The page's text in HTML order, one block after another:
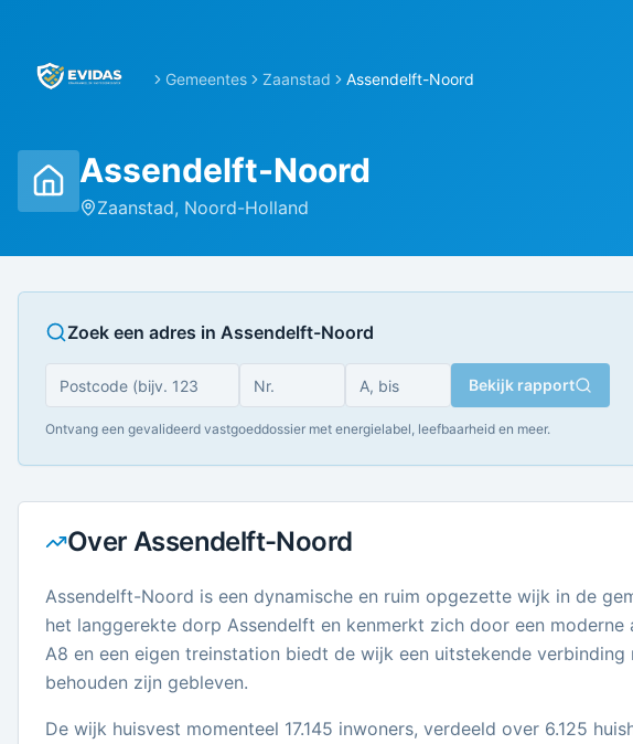
Gemeentes Zaanstad Assendelft-Noord
Assendelft-Noord
Zaanstad, Noord-Holland
Zoek een adres in Assendelft-Noord
Bekijk rapport
Ontvang een gevalideerd vastgoeddossier met energielabel, leefbaarheid en meer.
Over Assendelft-Noord
Assendelft-Noord is een dynamische en ruim opgezette wijk in de
het langgerekte dorp Assendelft en kenmerkt zich door een
A8 en een eigen treinstation biedt de wijk een uitstekende
behouden zijn gebleven.
De wijk huisvest momenteel 17.145 inwoners, verdeeld over 6.125